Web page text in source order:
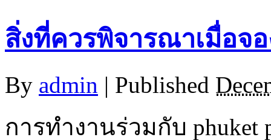
สิ่งที่ควรพิจารณาเมื่อจอ
By admin | Published
การทำงานร่วมกับ phuket